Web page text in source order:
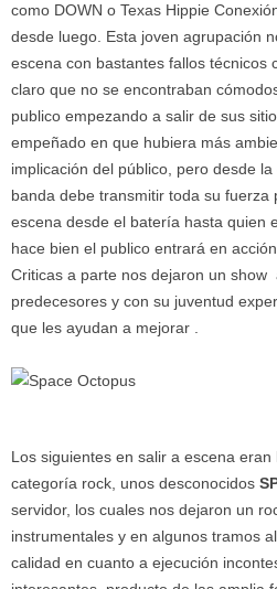
como DOWN o Texas Hippie
desde luego. Esta joven agrupación
escena con bastantes fallos técnicos
claro que no se encontraban
publico empezando a salir de sus
empeñado en que hubiera más
implicación del público, pero desde
banda debe transmitir toda su fuerza
escena desde el batería hasta quien
hace bien el publico entrará en
Criticas a parte nos dejaron un show
predecesores y con su juventud
que les ayudan a mejorar .
Los siguientes en salir a escena
categoría rock, unos desconocidos
servidor, los cuales nos dejaron un
instrumentales y en algunos tramos
calidad en cuanto a ejecución